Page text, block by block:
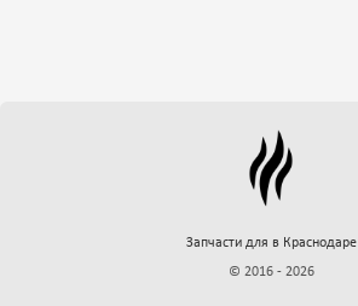
Запчасти для в Краснодаре
© 2016 - 2026